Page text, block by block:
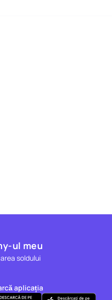
ul meu
soldului
aplicația